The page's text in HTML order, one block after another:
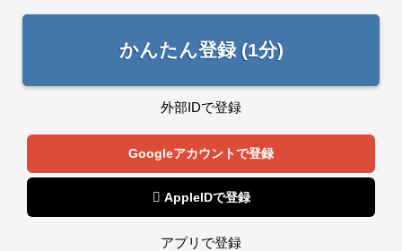
かんたん登録 (1分)
外部IDで登録
Googleアカウントで登録
 AppleIDで登録
アプリで登録